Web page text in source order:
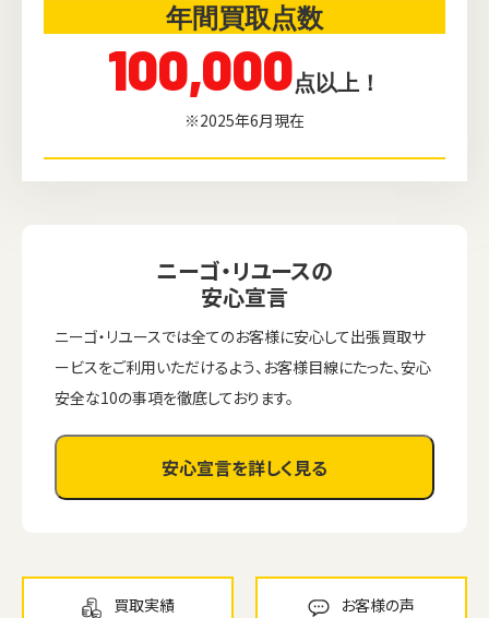
年間買取点数
100,000点以上！
※2025年6月現在
ニーゴ・リユースの
安心宣言
ニーゴ・リユースでは全てのお客様に安心して出張買取サ
ービスをご利用いただけるよう、お客様目線にたった、安心
安全な10の事項を徹底しております。
安心宣言を詳しく見る
買取実績 お客様の声